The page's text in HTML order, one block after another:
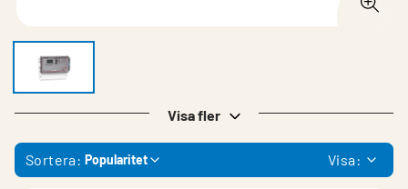
Visa fler
Sortera: Popularitet Visa: